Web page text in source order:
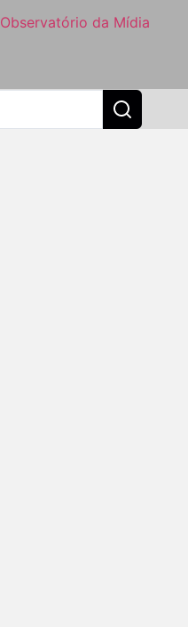
Observatório da Mídia